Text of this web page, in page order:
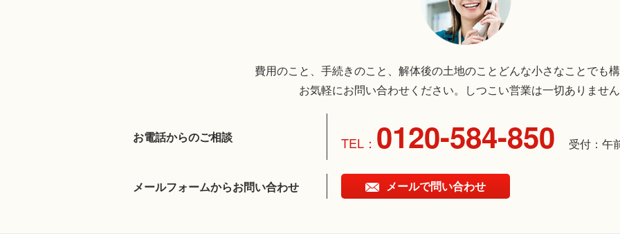
費用のこと、手続きのこと、解体後の土地のことどんな小さなことでも
お気軽にお問い合わせください。しつこい営業は一切ありませ
お電話からのご相談 0120-584-850 受付：午
メールフォームからお問い合わせ メールで問い合わせ